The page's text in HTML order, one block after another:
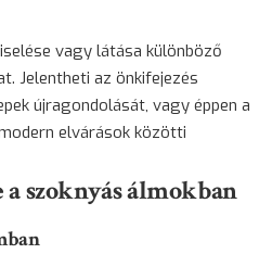
vagy látása különböző
Jelentheti az önkifejezés
újragondolását, vagy éppen a
elvárások közötti
a szoknyás álmokban